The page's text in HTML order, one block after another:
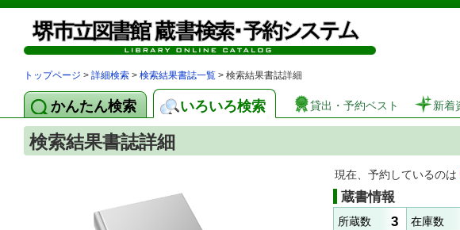
図書館 蔵書検
トップページ > 詳細検索 > 検索結果書誌一覧 > 検索結果書誌詳細
かんたん検索 いろいろ検索 貸出・予約ベスト 新着
検索結果書誌詳細
現在、予約しているのは
蔵書情報
所蔵数 3 在庫数